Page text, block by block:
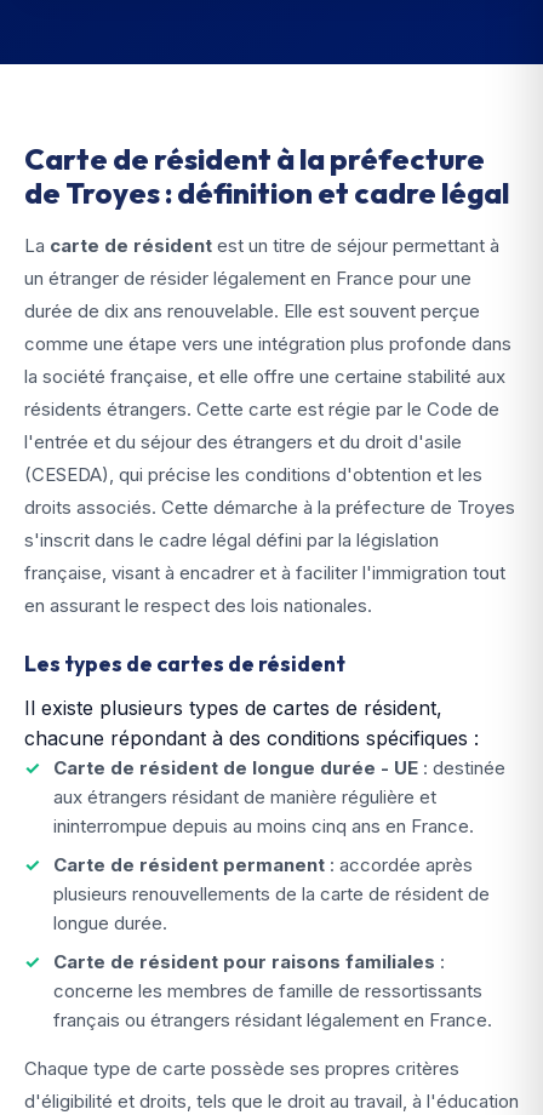
Carte de résident à la préfecture
de Troyes : définition et cadre légal
La carte de résident est un titre de séjour permettant à
un étranger de résider légalement en France pour une
durée de dix ans renouvelable. Elle est souvent perçue
comme une étape vers une intégration plus profonde dans
la société française, et elle offre une certaine stabilité aux
résidents étrangers. Cette carte est régie par le Code de
l'entrée et du séjour des étrangers et du droit d'asile
(CESEDA), qui précise les conditions d'obtention et les
droits associés. Cette démarche à la préfecture de Troyes
s'inscrit dans le cadre légal défini par la législation
française, visant à encadrer et à faciliter l'immigration tout
en assurant le respect des lois nationales.
Les types de cartes de résident
Il existe plusieurs types de cartes de résident,
chacune répondant à des conditions spécifiques :
Carte de résident de longue durée - UE : destinée
aux étrangers résidant de manière régulière et
ininterrompue depuis au moins cinq ans en France.
Carte de résident permanent : accordée après
plusieurs renouvellements de la carte de résident de
longue durée.
Carte de résident pour raisons familiales :
concerne les membres de famille de ressortissants
français ou étrangers résidant légalement en France.
Chaque type de carte possède ses propres critères
d'éligibilité et droits, tels que le droit au travail, à l'éducation